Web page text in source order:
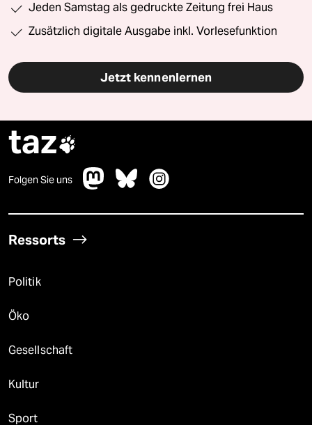
Jeden Samstag als gedruckte Zeitung frei Haus
Zusätzlich digitale Ausgabe inkl. Vorlesefunktion
Jetzt kennenlernen
taz
Folgen Sie uns
Ressorts
Politik
Öko
Gesellschaft
Kultur
Sport